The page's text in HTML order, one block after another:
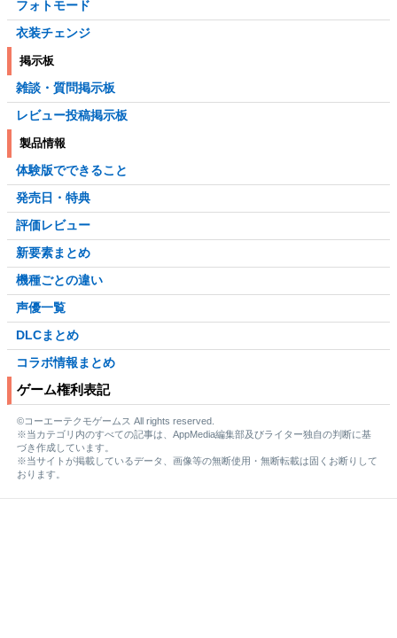
フォトモード
衣装チェンジ
掲示板
雑談・質問掲示板
レビュー投稿掲示板
製品情報
体験版でできること
発売日・特典
評価レビュー
新要素まとめ
機種ごとの違い
声優一覧
DLCまとめ
コラボ情報まとめ
ゲーム権利表記
©コーエーテクモゲームス All rights reserved.
※当カテゴリ内のすべての記事は、AppMedia編集部及びライター独自の判断に基
づき作成しています。
※当サイトが掲載しているデータ、画像等の無断使用・無断転載は固くお断りして
おります。